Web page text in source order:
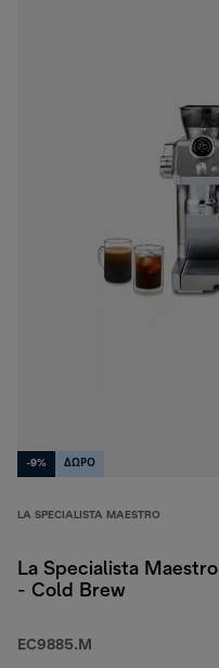
-9% ΔΩΡΟ
LA SPECIALISTA MAESTRO
La Specialista Maestro
- Cold Brew
EC9885.M